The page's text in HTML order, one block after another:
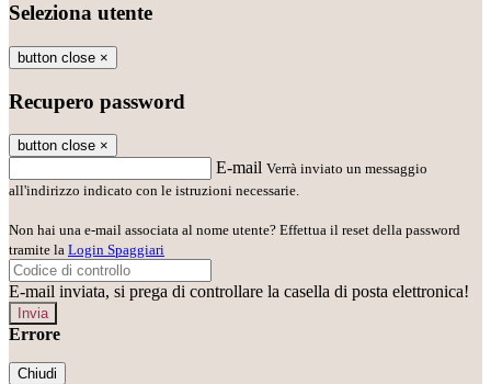
Seleziona utente
button close ×
Recupero password
button close ×
E-mail Verrà inviato un messaggio
all'indirizzo indicato con le istruzioni necessarie.
Non hai una e-mail associata al nome utente? Effettua il reset della password
tramite la Login Spaggiari
E-mail inviata, si prega di controllare la casella di posta elettronica!
Errore
Chiudi